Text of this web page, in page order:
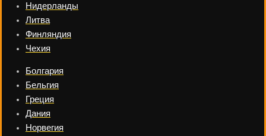
Нидерланды
Литва
Финляндия
Чехия
Болгария
Бельгия
Греция
Дания
Норвегия